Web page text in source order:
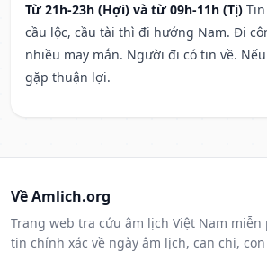
Từ 21h-23h (Hợi) và từ 09h-11h (Tị)
cầu lộc, cầu tài thì đi hướng Nam. Đi
nhiều may mắn. Người đi có tin về.
gặp thuận lợi.
Về Amlich.org
Trang web tra cứu âm lịch Việt Nam
tin chính xác về ngày âm lịch, can chi,